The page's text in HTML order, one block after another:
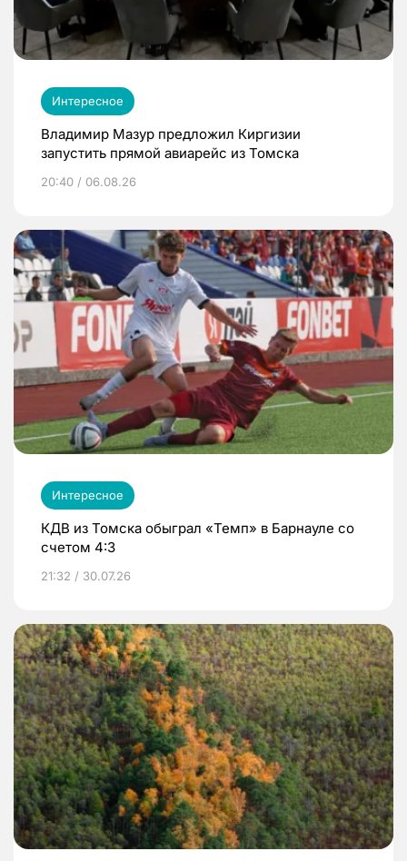
Интересное
Владимир Мазур предложил Киргизии
запустить прямой авиарейс из Томска
20:40 / 06.08.26
Интересное
КДВ из Томска обыграл «Темп» в Барнауле со
счетом 4:3
21:32 / 30.07.26